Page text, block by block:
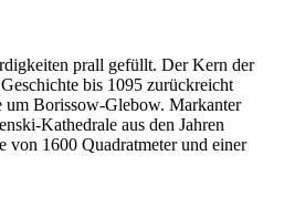
prall gefüllt. Der Kern der
bis 1095 zurückreicht
um Borissow-Glebow. Markanter
Kathedrale aus den Jahren
von 1600 Quadratmeter und einer